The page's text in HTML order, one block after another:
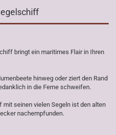
bringt ein maritimes Flair in Ihren
hinweg oder ziert den Rand
in die Ferne schweifen.
seinen vielen Segeln ist den alten
nachempfunden.